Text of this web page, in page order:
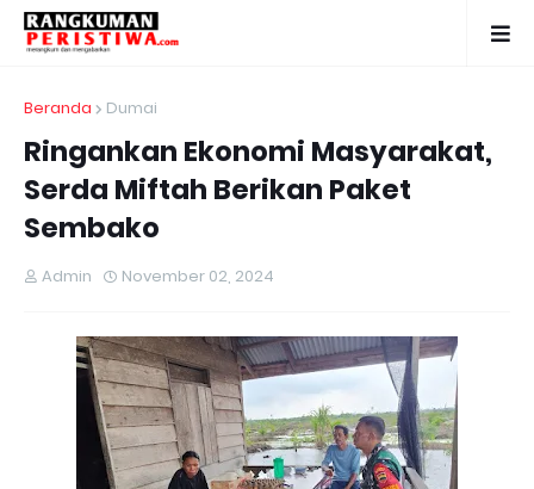
Beranda Dumai
Ringankan Ekonomi Masyarakat,
Serda Miftah Berikan Paket
Sembako
Admin November 02, 2024